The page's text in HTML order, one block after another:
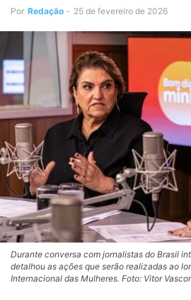
Por Redação - 25 de fevereiro de 2026
Durante conversa com jornalistas do Brasil
detalhou as ações que serão realizadas ao
Internacional das Mulheres. Foto: Vitor